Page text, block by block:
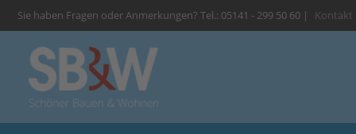
Sie haben Fragen oder Anmerkungen? Tel.: 05141 - 299 50 60 | Kontakt